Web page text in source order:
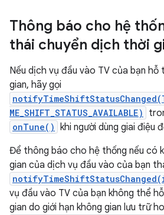
Thông báo cho hệ
thái chuyển dịch thời
Nếu dịch vụ đầu vào TV của bạn
gian, hãy gọi
ME_SHIFT_STATUS_AVAILABLE)
onTune() khi người dùng giai điệu
Để thông báo cho hệ thống nếu có
gian của dịch vụ đầu vào của bạn
vụ đầu vào TV của bạn không thể
gian do giới hạn không gian lưu trữ